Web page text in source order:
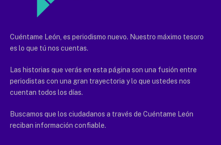
Cuéntame León, es periodismo nuevo. Nuestro máximo tesoro
es lo que tú nos cuentas.
Las historias que verás en esta página son una fusión entre
periodistas con una gran trayectoria y lo que ustedes nos
cuentan todos los días.
Buscamos que los ciudadanos a través de Cuéntame León
reciban información confiable.